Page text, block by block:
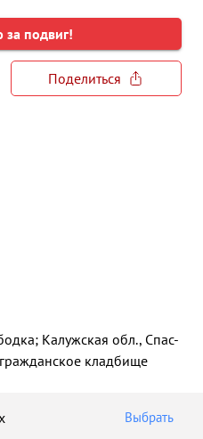
за подвиг!
Поделиться
Калужская обл., Спас-
кладбище
Выбрать